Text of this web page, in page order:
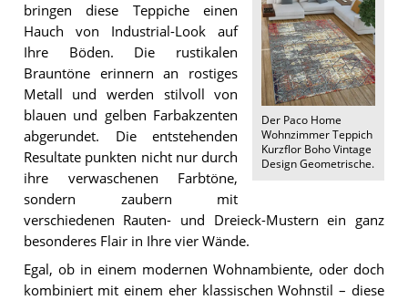
Der Paco Home
Wohnzimmer Teppich
Kurzflor Boho Vintage
Design Geometrische.
bringen diese Teppiche einen
Hauch von Industrial-Look auf
Ihre Böden. Die rustikalen
Brauntöne erinnern an rostiges
Metall und werden stilvoll von
blauen und gelben Farbakzenten
abgerundet. Die entstehenden
Resultate punkten nicht nur durch
ihre verwaschenen Farbtöne,
sondern zaubern mit
verschiedenen Rauten- und Dreieck-Mustern ein ganz
besonderes Flair in Ihre vier Wände.
Egal, ob in einem modernen Wohnambiente, oder doch
kombiniert mit einem eher klassischen Wohnstil – diese